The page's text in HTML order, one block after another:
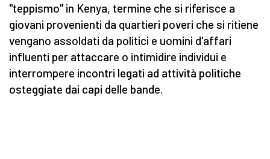
"teppismo" in Kenya, termine che si riferisce a
giovani provenienti da quartieri poveri che si ritiene
vengano assoldati da politici e uomini d'affari
influenti per attaccare o intimidire individui e
interrompere incontri legati ad attività politiche
osteggiate dai capi delle bande.